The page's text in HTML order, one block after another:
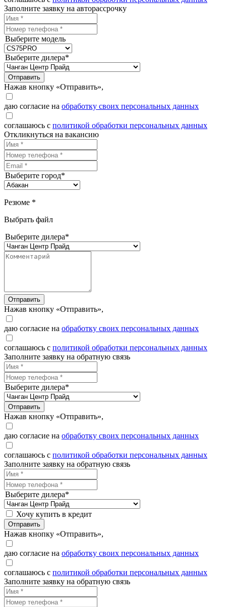
Заполните заявку на авторассрочку
Выберите модель
Выберите дилера*
Отправить
Нажав кнопку «Отправить»,
даю согласие на обработку своих персональных данных
соглашаюсь с политикой обработки персональных данных
Откликнуться на вакансию
Выберите город*
Резюме *
Выбрать файл
Выберите дилера*
Отправить
Нажав кнопку «Отправить»,
даю согласие на обработку своих персональных данных
соглашаюсь с политикой обработки персональных данных
Заполните заявку на обратную связь
Выберите дилера*
Отправить
Нажав кнопку «Отправить»,
даю согласие на обработку своих персональных данных
соглашаюсь с политикой обработки персональных данных
Заполните заявку на обратную связь
Выберите дилера*
Хочу купить в кредит
Отправить
Нажав кнопку «Отправить»,
даю согласие на обработку своих персональных данных
соглашаюсь с политикой обработки персональных данных
Заполните заявку на обратную связь